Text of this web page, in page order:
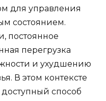
для управления
состоянием.
постоянное
перегрузка
и ухудшению
В этом контексте
способ